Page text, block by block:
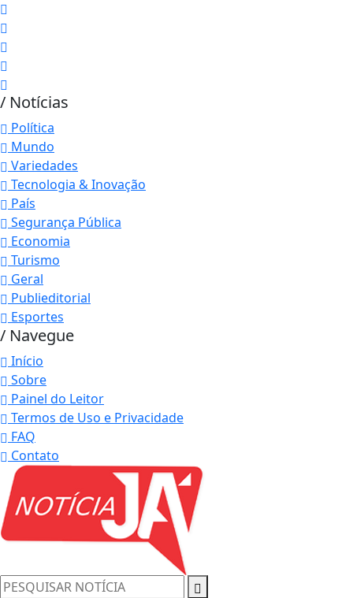
/ Notícias
Política
Mundo
Variedades
Tecnologia & Inovação
País
Segurança Pública
Economia
Turismo
Geral
Publieditorial
Esportes
/ Navegue
Início
Sobre
Painel do Leitor
Termos de Uso e Privacidade
FAQ
Contato